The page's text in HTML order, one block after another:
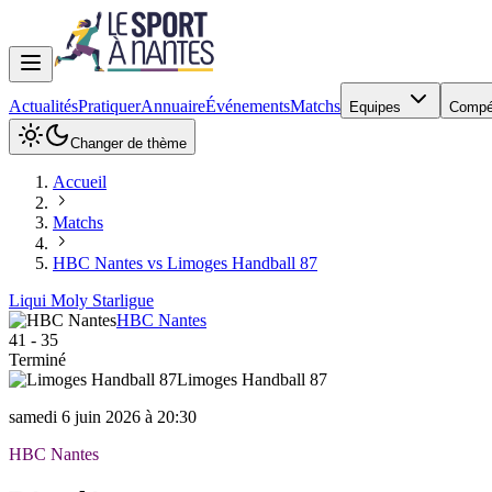
ActualitésPratiquerAnnuaireÉvénementsMatchs Equipes
Changer de thème
Accueil
Matchs
HBC Nantes vs Limoges Handball 87
Liqui Moly Starligue
HBC Nantes
41 - 35
Terminé
Limoges Handball 87
samedi 6 juin 2026 à 20:30
HBC Nantes